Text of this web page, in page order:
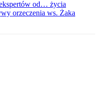
od… życia
orzeczenia ws. Żaka